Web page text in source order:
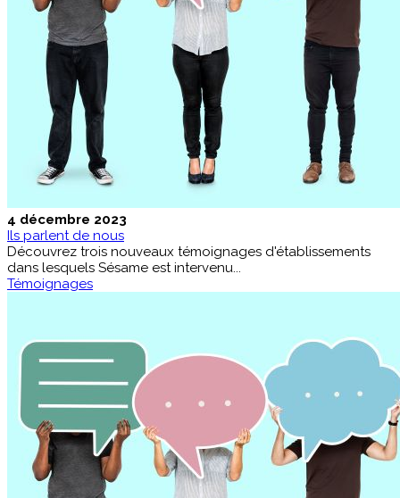
4 décembre 2023
Ils parlent de nous
Découvrez trois nouveaux témoignages d'établissements
dans lesquels Sésame est intervenu...
Témoignages